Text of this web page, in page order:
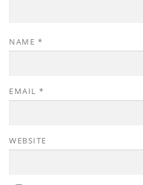
NAME *
EMAIL *
WEBSITE